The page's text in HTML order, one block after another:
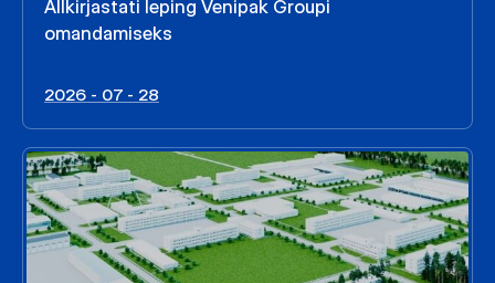
Allkirjastati leping Venipak Groupi
omandamiseks
2026 - 07 - 28